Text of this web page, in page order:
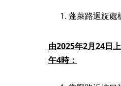
蓬萊路迴旋處
由2025年2月24日
午4時：